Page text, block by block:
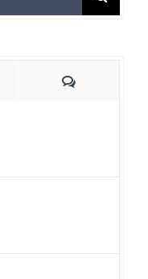
Comments